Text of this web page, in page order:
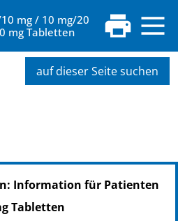
mg / 10 mg/20
mg Tabletten
auf dieser Seite suchen
Information für Patienten
Tabletten